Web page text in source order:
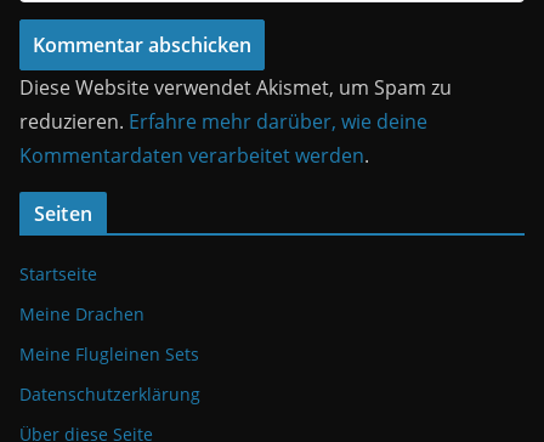
Diese Website verwendet Akismet, um Spam zu
reduzieren. Erfahre mehr darüber, wie deine
Kommentardaten verarbeitet werden.
Seiten
Startseite
Meine Drachen
Meine Flugleinen Sets
Datenschutzerklärung
Über diese Seite